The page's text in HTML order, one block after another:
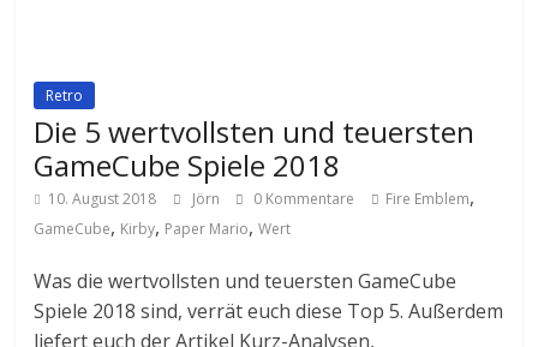
Retro
Die 5 wertvollsten und teuersten
GameCube Spiele 2018
10. August 2018 Jörn 0 Kommentare Fire Emblem,
GameCube, Kirby, Paper Mario,Wert
Was die wertvollsten und teuersten GameCube
Spiele 2018 sind, verrät euch diese Top 5. Außerdem
liefert euch der Artikel Kurz-Analysen,